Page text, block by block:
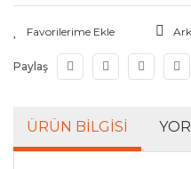
Paylaş
ÜRÜN BILGISI